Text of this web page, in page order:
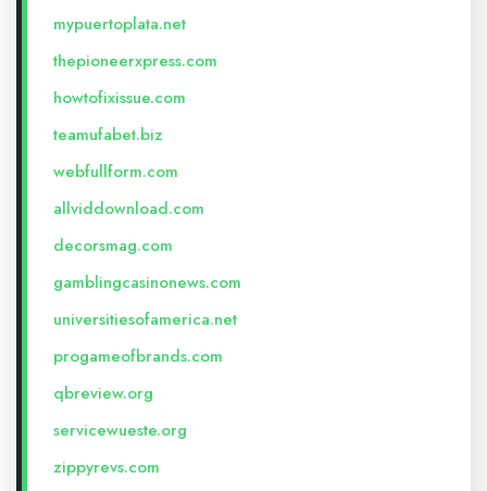
mypuertoplata.net
thepioneerxpress.com
howtofixissue.com
teamufabet.biz
webfullform.com
allviddownload.com
decorsmag.com
gamblingcasinonews.com
universitiesofamerica.net
progameofbrands.com
qbreview.org
servicewueste.org
zippyrevs.com